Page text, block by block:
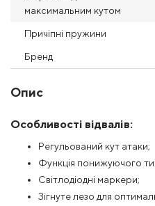
максимальним кутом
Причіпні пружини
Бренд
Опис
Особливості відвалів:
Регульований кут атаки;
Функція понижуючого
Світлодіодні маркери;
Зігнуте лезо для